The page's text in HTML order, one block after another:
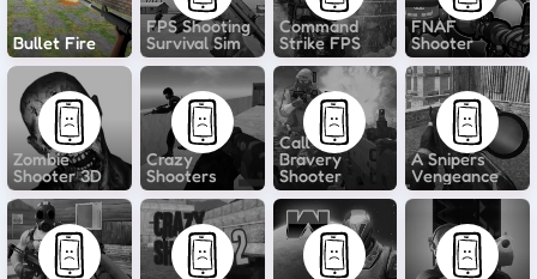
Bullet Fire
FPS Shooting
Survival Sim
Command
Strike FPS
FNAF
Shooter
Zombie
Shooter 3D
Crazy
Shooters
Call of
Bravery
Shooter
A Snipers
Vengeance